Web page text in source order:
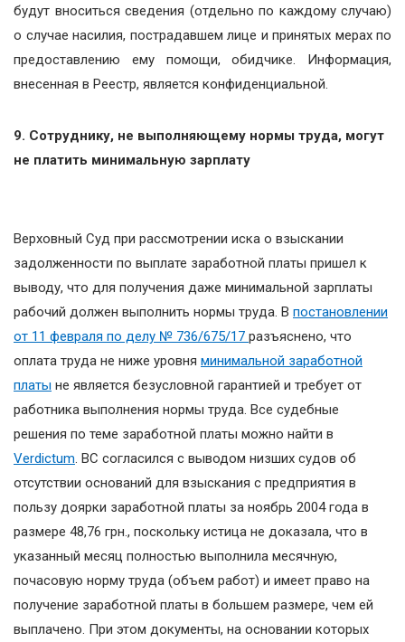
будут вноситься сведения (отдельно по каждому случаю)
о случае насилия, пострадавшем лице и принятых мерах по
предоставлению ему помощи, обидчике. Информация,
внесенная в Реестр, является конфиденциальной.
9. Сотруднику, не выполняющему нормы труда, могут
не платить минимальную зарплату
Верховный Суд при рассмотрении иска о взыскании
задолженности по выплате заработной платы пришел к
выводу, что для получения даже минимальной зарплаты
рабочий должен выполнить нормы труда. В постановлении
от 11 февраля по делу № 736/675/17 разъяснено, что
оплата труда не ниже уровня минимальной заработной
платы не является безусловной гарантией и требует от
работника выполнения нормы труда. Все судебные
решения по теме заработной платы можно найти в
Verdictum. ВС согласился с выводом низших судов об
отсутствии оснований для взыскания с предприятия в
пользу доярки заработной платы за ноябрь 2004 года в
размере 48,76 грн., поскольку истица не доказала, что в
указанный месяц полностью выполнила месячную,
почасовую норму труда (объем работ) и имеет право на
получение заработной платы в большем размере, чем ей
выплачено. При этом документы, на основании которых